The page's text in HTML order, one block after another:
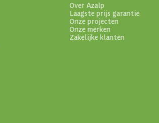
Over Azalp
Laagste prijs garantie
Onze projecten
Onze merken
Zakelijke klanten